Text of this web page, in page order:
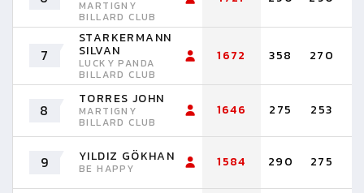
MARTIGNY
BILLARD CLUB
7
STARKERMANN
SILVAN
LUCKY PANDA
BILLARD CLUB
1672 358 270
8
TORRES JOHN
MARTIGNY
BILLARD CLUB
1646 275 253
9 YILDIZ GÖKHAN
BE HAPPY 1584 290 275